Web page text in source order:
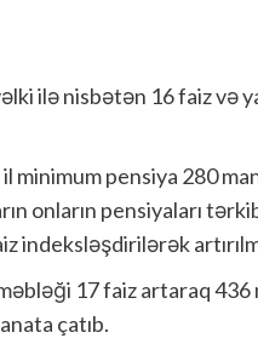
ilə nisbətən 16 faiz və
pensiya 280
onların pensiyaları
indeksləşdirilərək
17 faiz artaraq
çatıb.